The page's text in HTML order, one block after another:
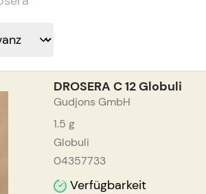
DROSERA C 12 Globuli
Gudjons GmbH
1.5 g
Globuli
04357733
Verfügbarkeit